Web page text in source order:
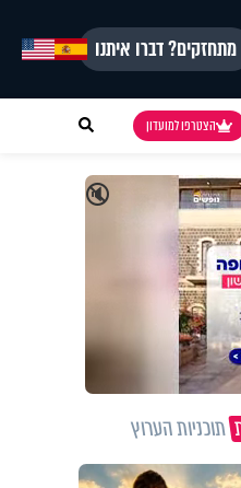
מתחזקים? דברו איתנו
הצטרפו למועדון
🔇
תוכניות הערוץ